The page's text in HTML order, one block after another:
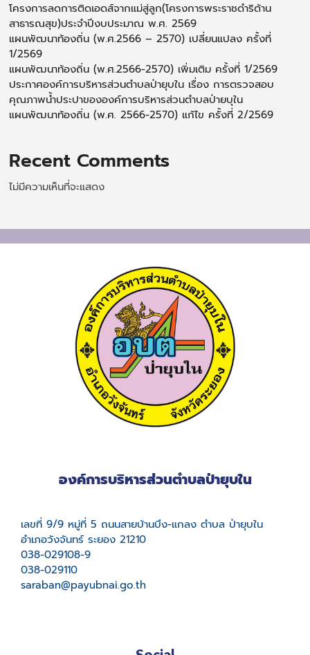
โครงการลดการติดเอดส์จากแม่สู่ลูก(โครงการพระราชดำริด้าน
สาธารณสุข)ประจำปีงบประมาณ พ.ศ. 2569
แผนพัฒนาท้องถิ่น (พ.ศ.2566 – 2570) เปลี่ยนแปลง ครั้งที่
1/2569
แผนพัฒนาท้องถิ่น (พ.ศ.2566-2570) เพิ่มเติม ครั้งที่ 1/2569
ประกาศองค์การบริหารส่วนตำบลป่ายุบใน เรื่อง การตรวจสอบ
คุณภาพน้ำประปาขององค์การบริหารส่วนตำบลป่ายบุใน
แผนพัฒนาท้องถิ่น (พ.ศ. 2566-2570) แก้ไข ครั้งที่ 2/2569
Recent Comments
ไม่มีความเห็นที่จะแสดง
องค์การบริหารส่วนตำบลป่ายุบใน
เลขที่ 9/9 หมู่ที่ 5 ถนนสายบ้านบึง-แกลง ตำบล ป่ายุบใน
อำเภอวังจันทร์ ระยอง 21210
038-029108-9
038-029110
saraban@payubnai.go.th